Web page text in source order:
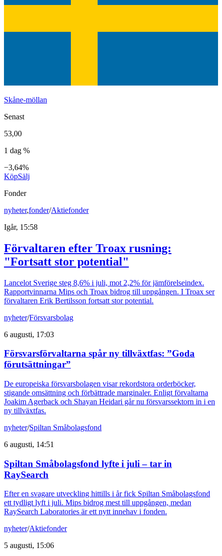
Skåne-möllan
Senast
53,00
1 dag %
−3,64%
KöpSälj
Fonder
nyheter,fonder/Aktiefonder
Igår, 15:58
Förvaltaren efter Troax rusning:
"Fortsatt stor potential"
Lancelot Sverige steg 8,6% i juli, mot 2,2% för jämförelseindex.
Rapportvinnarna Mips och Troax bidrog till uppgången. I Troax ser
förvaltaren Erik Bertilsson fortsatt stor potential.
nyheter/Försvarsbolag
6 augusti, 17:03
Försvarsförvaltarna spår ny tillväxtfas: ”Goda
förutsättningar”
De europeiska försvarsbolagen visar rekordstora orderböcker,
stigande omsättning och förbättrade marginaler. Enligt förvaltarna
Joakim Agerback och Shayan Heidari går nu försvarssektorn in i en
ny tillväxtfas.
nyheter/Spiltan Småbolagsfond
6 augusti, 14:51
Spiltan Småbolagsfond lyfte i juli – tar in
RaySearch
Efter en svagare utveckling hittills i år fick Spiltan Småbolagsfond
ett tydligt lyft i juli. Mips bidrog mest till uppgången, medan
RaySearch Laboratories är ett nytt innehav i fonden.
nyheter/Aktiefonder
5 augusti, 15:06